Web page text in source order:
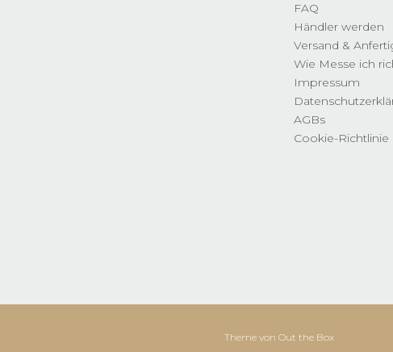
FAQ
Händler werden
Versand &
Wie Messe ich
Impressum
AGBs
Cookie-Richtlinie
Theme von Out the Box